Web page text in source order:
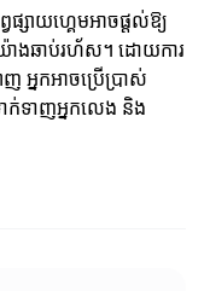
ផ្សាយហ្គេមអាចផ្តល់ឱ្យ
យ៉ាងឆាប់រហ័ស។ ដោយការ
ញ អ្នកអាចប្រើប្រាស់
ាក់ទាញអ្នកលេង និង